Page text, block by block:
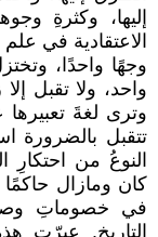
إليها، وكثرةِ
الاعتقادية في علم
وجهًا واحدًا،
واحد، ولا تقبل إلا
وترى لغةَ
تتقبل بالضرورة
النوعُ من احتكارِ
كان ومازال
في خصوماتِ
التاريخ. عبرّت